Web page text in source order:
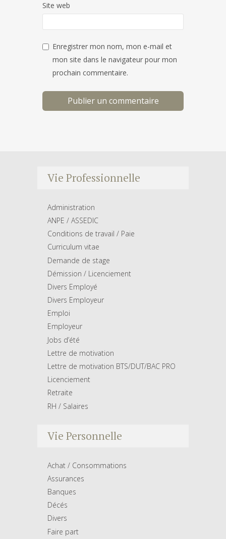
Site web
Enregistrer mon nom, mon e-mail et
mon site dans le navigateur pour mon
prochain commentaire.
Vie Professionnelle
Administration
ANPE / ASSEDIC
Conditions de travail / Paie
Curriculum vitae
Demande de stage
Démission / Licenciement
Divers Employé
Divers Employeur
Emploi
Employeur
Jobs d’été
Lettre de motivation
Lettre de motivation BTS/DUT/BAC PRO
Licenciement
Retraite
RH / Salaires
Vie Personnelle
Achat / Consommations
Assurances
Banques
Décés
Divers
Faire part